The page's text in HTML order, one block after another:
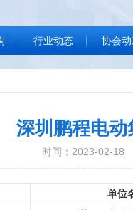
行业动态
行业要闻
标准规范
政策法规
信息服务
协会
协
通
数
文
深圳鹏程电
时间：2023-02-18
单位